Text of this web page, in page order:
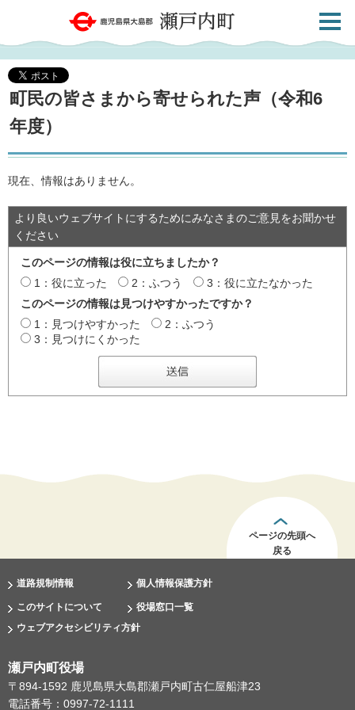
鹿児島県大島郡 瀬戸内町
共通メ
町民の皆さまから寄せられた声（令和6
年度）
現在、情報はありません。
より良いウェブサイトにするためにみなさまのご意見をお聞かせ
ください
このページの情報は役に立ちましたか？
1：役に立った
2：ふつう
3：役に立たなかった
このページの情報は見つけやすかったですか？
1：見つけやすかった
2：ふつう
3：見つけにくかった
ページの先頭へ
戻る
道路規制情報 個人情報保護方針
このサイトについて
役場窓口一覧
ウェブアクセシビリティ方針
瀬戸内町役場
〒894-1592 鹿児島県大島郡瀬戸内町古仁屋船津23
電話番号：0997-72-1111